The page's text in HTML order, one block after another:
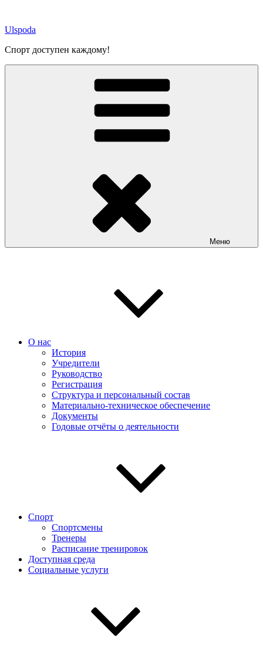
содержимому
Ulspoda
Спорт доступен каждому!
Меню
О нас
История
Учредители
Руководство
Регистрация
Структура и персональный состав
Материально-техническое обеспечение
Документы
Годовые отчёты о деятельности
Спорт
Спортсмены
Тренеры
Расписание тренировок
Доступная среда
Социальные услуги